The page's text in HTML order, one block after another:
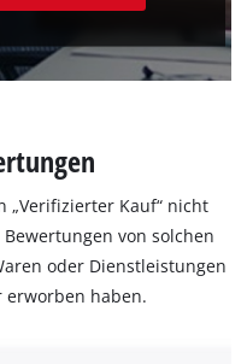
„Verifizierter Kauf“ nicht
von solchen
oder Dienstleistungen
erworben haben.